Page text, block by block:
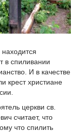
в спиливании
И в качестве
крест христиане
церкви св.
считает, что
что спилить